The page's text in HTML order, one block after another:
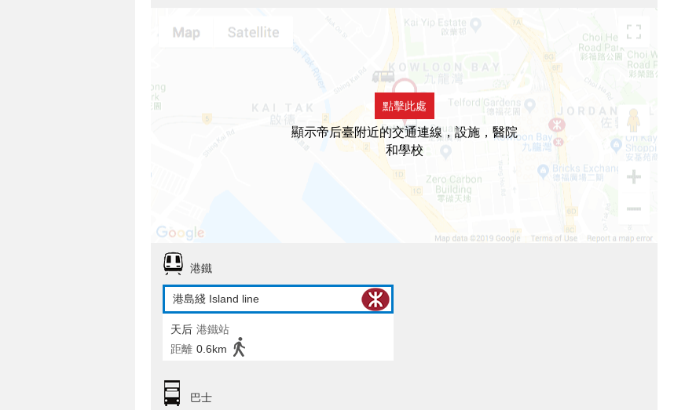
點擊此處
顯示帝后臺附近的交通連線，設施，醫院
和學校
港鐵
港島綫 Island line
天后 港鐵站
距離 0.6km
巴士